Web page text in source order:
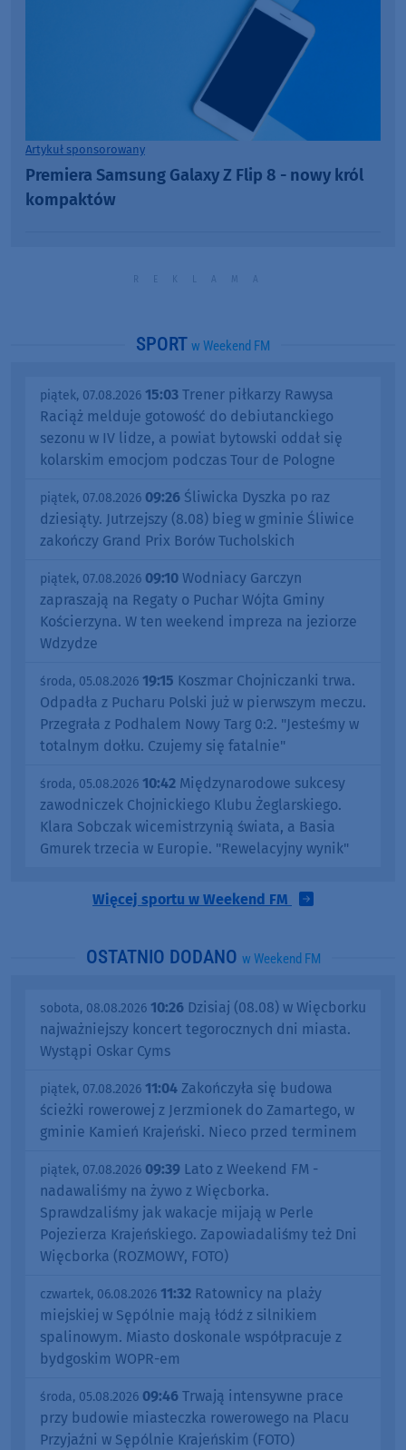
Artykuł sponsorowany
Premiera Samsung Galaxy Z Flip 8 - nowy król
kompaktów
SPORT w Weekend FM
piątek, 07.08.2026 15:03 Trener piłkarzy Rawysa
Raciąż melduje gotowość do debiutanckiego
sezonu w IV lidze, a powiat bytowski oddał się
kolarskim emocjom podczas Tour de Pologne
piątek, 07.08.2026 09:26 Śliwicka Dyszka po raz
dziesiąty. Jutrzejszy (8.08) bieg w gminie Śliwice
zakończy Grand Prix Borów Tucholskich
piątek, 07.08.2026 09:10 Wodniacy Garczyn
zapraszają na Regaty o Puchar Wójta Gminy
Kościerzyna. W ten weekend impreza na jeziorze
Wdzydze
środa, 05.08.2026 19:15 Koszmar Chojniczanki trwa.
Odpadła z Pucharu Polski już w pierwszym meczu.
Przegrała z Podhalem Nowy Targ 0:2. "Jesteśmy w
totalnym dołku. Czujemy się fatalnie"
środa, 05.08.2026 10:42 Międzynarodowe sukcesy
zawodniczek Chojnickiego Klubu Żeglarskiego.
Klara Sobczak wicemistrzynią świata, a Basia
Gmurek trzecia w Europie. "Rewelacyjny wynik"
Więcej sportu w Weekend FM
OSTATNIO DODANO w Weekend FM
sobota, 08.08.2026 10:26 Dzisiaj (08.08) w Więcborku
najważniejszy koncert tegorocznych dni miasta.
Wystąpi Oskar Cyms
piątek, 07.08.2026 11:04 Zakończyła się budowa
ścieżki rowerowej z Jerzmionek do Zamartego, w
gminie Kamień Krajeński. Nieco przed terminem
piątek, 07.08.2026 09:39 Lato z Weekend FM -
nadawaliśmy na żywo z Więcborka.
Sprawdzaliśmy jak wakacje mijają w Perle
Pojezierza Krajeńskiego. Zapowiadaliśmy też Dni
Więcborka (ROZMOWY, FOTO)
czwartek, 06.08.2026 11:32 Ratownicy na plaży
miejskiej w Sępólnie mają łódź z silnikiem
spalinowym. Miasto doskonale współpracuje z
bydgoskim WOPR-em
środa, 05.08.2026 09:46 Trwają intensywne prace
przy budowie miasteczka rowerowego na Placu
Przyjaźni w Sępólnie Krajeńskim (FOTO)